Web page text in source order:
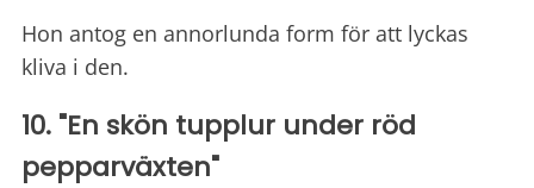
Hon antog en annorlunda form för att lyckas
kliva i den.
10. "En skön tupplur under röd
pepparväxten"